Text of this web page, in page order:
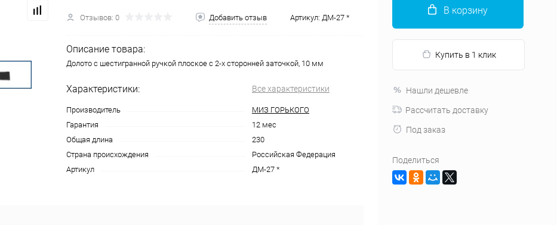
Отзывов: 0 Добавить отзыв Артикул: ДМ-27 *
Описание товара:
Долото с шестигранной ручкой плоское с 2-х сторонней заточкой, 10 мм
Характеристики: Все характеристики
Производитель
МИЗ ГОРЬКОГО
Гарантия
12 мес
Общая длина
230
Страна происхождения
Российская Федерация
Артикул
ДМ-27 *
В корзину
Купить в 1 клик
Нашли дешевле
Рассчитать доставку
Под заказ
Поделиться